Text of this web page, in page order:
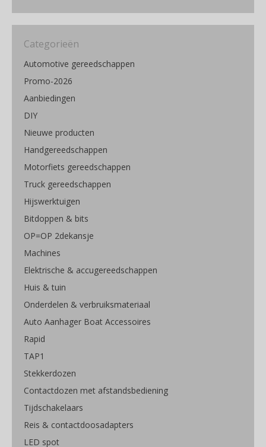
Categorieën
Automotive gereedschappen
Promo-2026
Aanbiedingen
DIY
Nieuwe producten
Handgereedschappen
Motorfiets gereedschappen
Truck gereedschappen
Hijswerktuigen
Bitdoppen & bits
OP=OP 2dekansje
Machines
Elektrische & accugereedschappen
Huis & tuin
Onderdelen & verbruiksmateriaal
Auto Aanhager Boat Accessoires
Rapid
TAP1
Stekkerdozen
Contactdozen met afstandsbediening
Tijdschakelaars
Reis & contactdoosadapters
LED spot